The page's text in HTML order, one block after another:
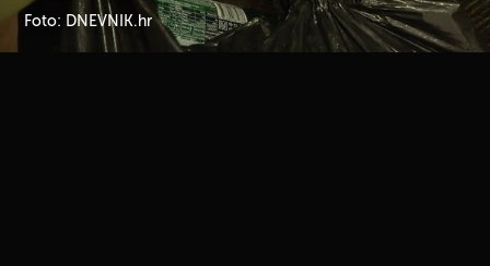
Foto: DNEVNIK.hr